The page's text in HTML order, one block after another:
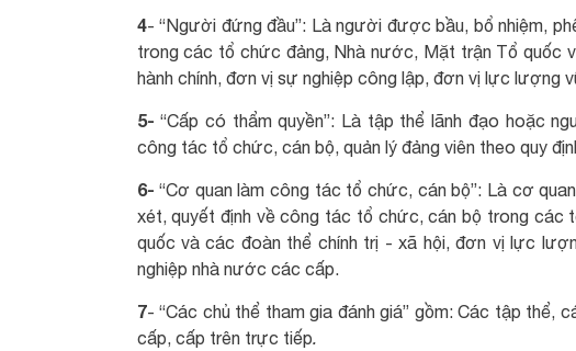
4- “Người đứng đầu”: Là người được bầu, bổ nhiệm,
trong các tổ chức đảng, Nhà nước, Mặt trận Tổ quốc
hành chính, đơn vị sự nghiệp công lập, đơn vị lực lượng
5- “Cấp có thẩm quyền”: Là tập thể lãnh đạo hoặc
công tác tổ chức, cán bộ, quản lý đảng viên theo quy
6- “Cơ quan làm công tác tổ chức, cán bộ”: Là cơ
xét, quyết định về công tác tổ chức, cán bộ trong các
quốc và các đoàn thể chính trị - xã hội, đơn vị lực
nghiệp nhà nước các cấp.
7- “Các chủ thể tham gia đánh giá” gồm: Các tập thể,
cấp, cấp trên trực tiếp.